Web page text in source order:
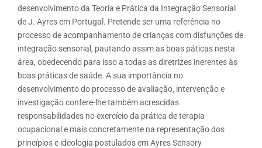
desenvolvimento da Teoria e Prática da Integração Sensorial
de J. Ayres em Portugal. Pretende ser uma referência no
processo de acompanhamento de crianças com disfunções de
integração sensorial, pautando assim as boas páticas nesta
área, obedecendo para isso a todas as diretrizes inerentes às
boas práticas de saúde. A sua importância no
desenvolvimento do processo de avaliação, intervenção e
investigação confere-lhe também acrescidas
responsabilidades no exercício da prática de terapia
ocupacional e mais concretamente na representação dos
princípios e ideologia postulados em Ayres Sensory